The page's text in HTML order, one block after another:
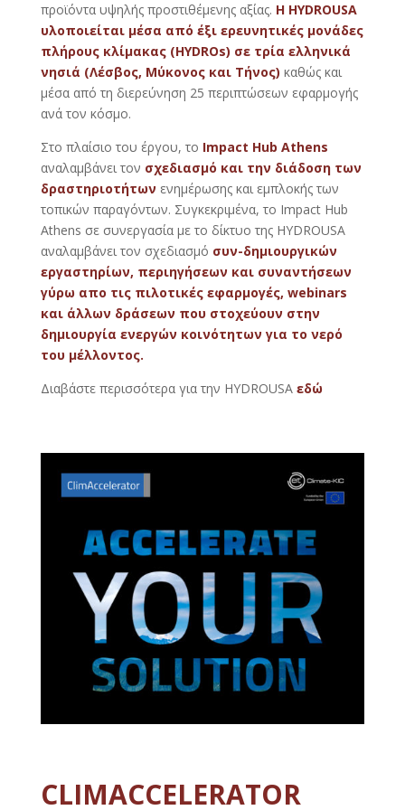
προϊόντα υψηλής προστιθέμενης αξίας. Η HYDROUSA
υλοποιείται μέσα από έξι ερευνητικές μονάδες
πλήρους κλίμακας (HYDROs) σε τρία ελληνικά
νησιά (Λέσβος, Μύκονος και Τήνος) καθώς και
μέσα από τη διερεύνηση 25 περιπτώσεων εφαρμογής
ανά τον κόσμο.
Στο πλαίσιο του έργου, το Impact Hub Athens
αναλαμβάνει τον σχεδιασμό και την διάδοση των
δραστηριοτήτων ενημέρωσης και εμπλοκής των
τοπικών παραγόντων. Συγκεκριμένα, το Impact Hub
Athens σε συνεργασία με το δίκτυο της HYDROUSA
αναλαμβάνει τον σχεδιασμό συν-δημιουργικών
εργαστηρίων, περιηγήσεων και συναντήσεων
γύρω απο τις πιλοτικές εφαρμογές, webinars
και άλλων δράσεων που στοχεύουν στην
δημιουργία ενεργών κοινότητων για το νερό
του μέλλοντος.
Διαβάστε περισσότερα για την HYDROUSA εδώ
CLIMACCELERATOR